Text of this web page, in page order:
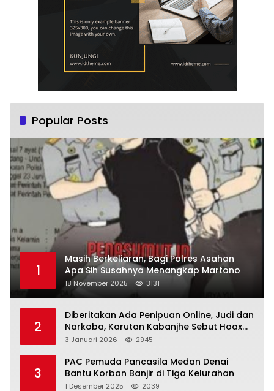
Popular Posts
1
Masih Berkeliaran, Bagi Polres Asahan
Apa Sih Susahnya Menangkap Martono
18 November 2025 3131
2
Diberitakan Ada Penipuan Online, Judi dan
Narkoba, Karutan Kabanjhe Sebut Hoax
dan Berita Tak Beryanggungjawab
3 Januari 2026 2945
3
PAC Pemuda Pancasila Medan Denai
Bantu Korban Banjir di Tiga Kelurahan
1 Desember 2025 2039